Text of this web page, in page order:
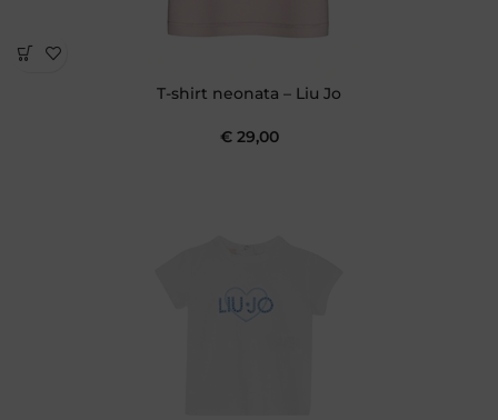
T-shirt neonata – Liu Jo
€29,00